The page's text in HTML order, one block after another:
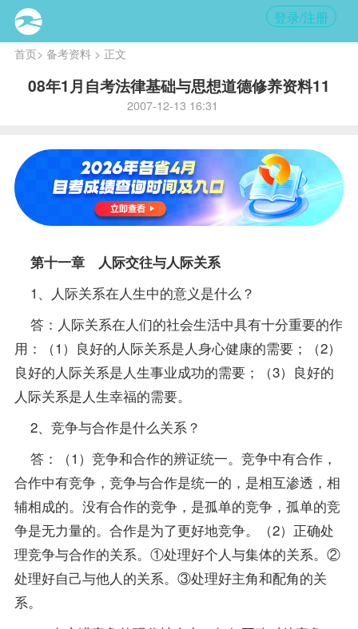
登录/注册
首页> 备考资料> 正文
08年1月自考法律基础与思想道德修养资料11
2007-12-13 16:31
第十一章 人际交往与人际关系
1、人际关系在人生中的意义是什么？
答：人际关系在人们的社会生活中具有十分重要的作
用：（1）良好的人际关系是人身心健康的需要；（2）
良好的人际关系是人生事业成功的需要；（3）良好的
人际关系是人生幸福的需要。
2、竞争与合作是什么关系？
答：（1）竞争和合作的辨证统一。竞争中有合作，
合作中有竞争，竞争与合作是统一的，是相互渗透，相
辅相成的。没有合作的竞争，是孤单的竞争，孤单的竞
争是无力量的。合作是为了更好地竞争。（2）正确处
理竞争与合作的关系。①处理好个人与集体的关系。②
处理好自己与他人的关系。③处理好主角和配角的关
系。